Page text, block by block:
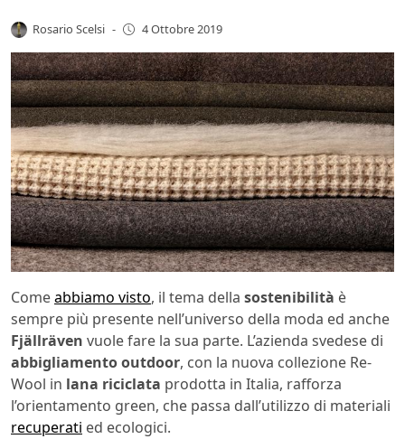
Rosario Scelsi - 4 Ottobre 2019
Comeabbiamo visto, il tema della sostenibilità è
sempre più presente nell’universo della moda ed anche
Fjällräven vuole fare la sua parte. L’azienda svedese di
abbigliamento outdoor, con la nuova collezione Re-
Wool in lana riciclata prodotta in Italia, rafforza
l’orientamento green, che passa dall’utilizzo di materiali
recuperati ed ecologici.